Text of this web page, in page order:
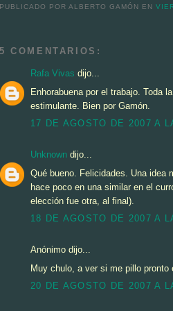
PUBLICADO POR ALBERTO GAMÓN EN
5 COMENTARIOS:
Rafa Vivas dijo...
Enhorabuena por el trabajo. Toda
estimulante. Bien por Gamón.
17 DE AGOSTO DE 2007 A
Unknown dijo...
Qué bueno. Felicidades. Una idea
hace poco en una similar en el
elección fue otra, al final).
18 DE AGOSTO DE 2007 A
Anónimo dijo...
Muy chulo, a ver si me pillo pronto
20 DE AGOSTO DE 2007 A